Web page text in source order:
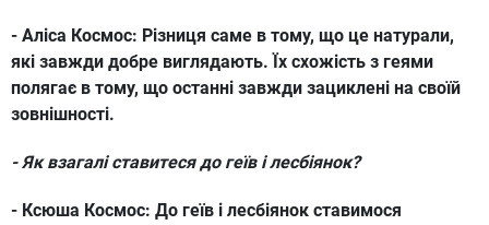
- Аліса Космос: Різниця саме в тому, що це натурали,
які завжди добре виглядають. Їх схожість з геями
полягає в тому, що останні завжди зациклені на своїй
зовнішності.
- Як взагалі ставитеся до геїв і лесбіянок?
- Ксюша Космос: До геїв і лесбіянок ставимося